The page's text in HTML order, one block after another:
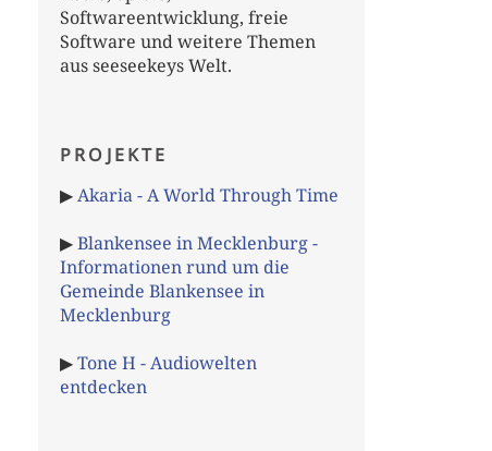
Softwareentwicklung, freie
Software und weitere Themen
aus seeseekeys Welt.
PROJEKTE
▶Akaria - A World Through Time
▶Blankensee in Mecklenburg -
Informationen rund um die
Gemeinde Blankensee in
Mecklenburg
▶Tone H - Audiowelten
entdecken